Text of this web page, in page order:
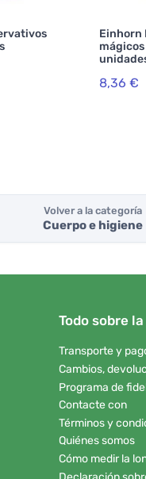
Einhorn
8,36 €
Volver a la categoría
Cuerpo e higiene
Todo sobre
Transporte y
Cambios,
Programa de
Contacte con
Términos y
Quiénes somos
Cómo medir la